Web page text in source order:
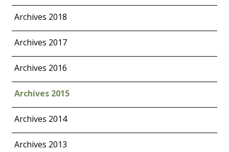
Archives 2018
Archives 2017
Archives 2016
Archives 2015
Archives 2014
Archives 2013